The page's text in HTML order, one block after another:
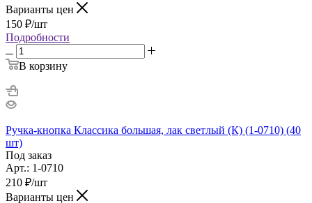
Варианты цен
150 ₽/шт
Подробности
В корзину
Ручка-кнопка Классика большая, лак светлый (К) (1-0710) (40
шт)
Под заказ
Арт.: 1-0710
210 ₽/шт
Варианты цен